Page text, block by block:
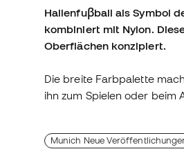
Hallenfuβball als Symbol
kombiniert mit Nylon.
Oberflächen konzipiert.
Die breite Farbpalette
ihn zum Spielen oder beim
Munich Neue